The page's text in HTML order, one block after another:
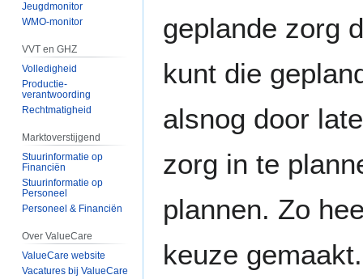
geplande zorg
kunt die
alsnog door
zorg in te
plannen. Zo
keuze gemaakt.
Jeugdmonitor
WMO-monitor
VVT en GHZ
Volledigheid
Productie-
verantwoording
Rechtmatigheid
Marktoverstijgend
Stuurinformatie op
Financiën
Stuurinformatie op
Personeel
Personeel & Financiën
Over ValueCare
ValueCare website
Vacatures bij ValueCare